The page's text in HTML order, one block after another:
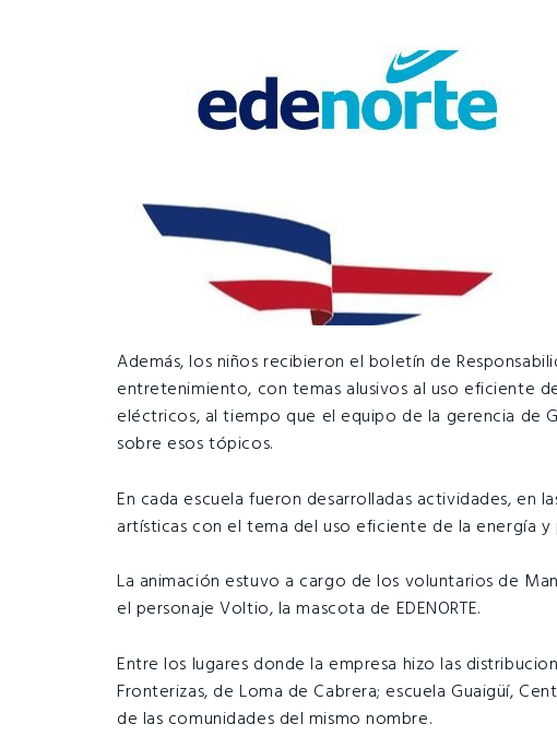
Además, los niños recibieron el boletín de
entretenimiento, con temas alusivos al uso eficiente
eléctricos, al tiempo que el equipo de la gerencia de
sobre esos tópicos.
En cada escuela fueron desarrolladas actividades, en
artísticas con el tema del uso eficiente de la energía
La animación estuvo a cargo de los voluntarios de
el personaje Voltio, la mascota de EDENORTE.
Entre los lugares donde la empresa hizo las
Fronterizas, de Loma de Cabrera; escuela Guaigüí,
de las comunidades del mismo nombre.